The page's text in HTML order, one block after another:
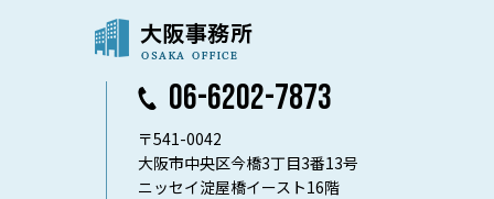
06-6202-7873
〒541-0042
大阪市中央区今橋3丁目3番13号
ニッセイ淀屋橋イースト16階